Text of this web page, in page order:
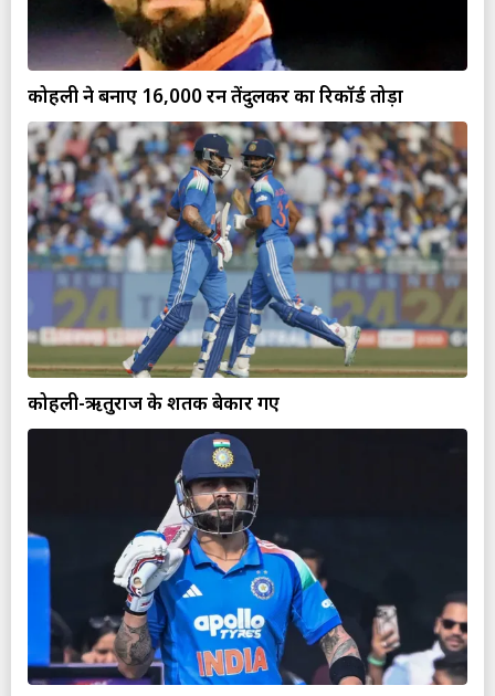
कोहली ने बनाए 16,000 रन तेंदुलकर का रिकॉर्ड तोड़ा
कोहली-ऋतुराज के शतक बेकार गए